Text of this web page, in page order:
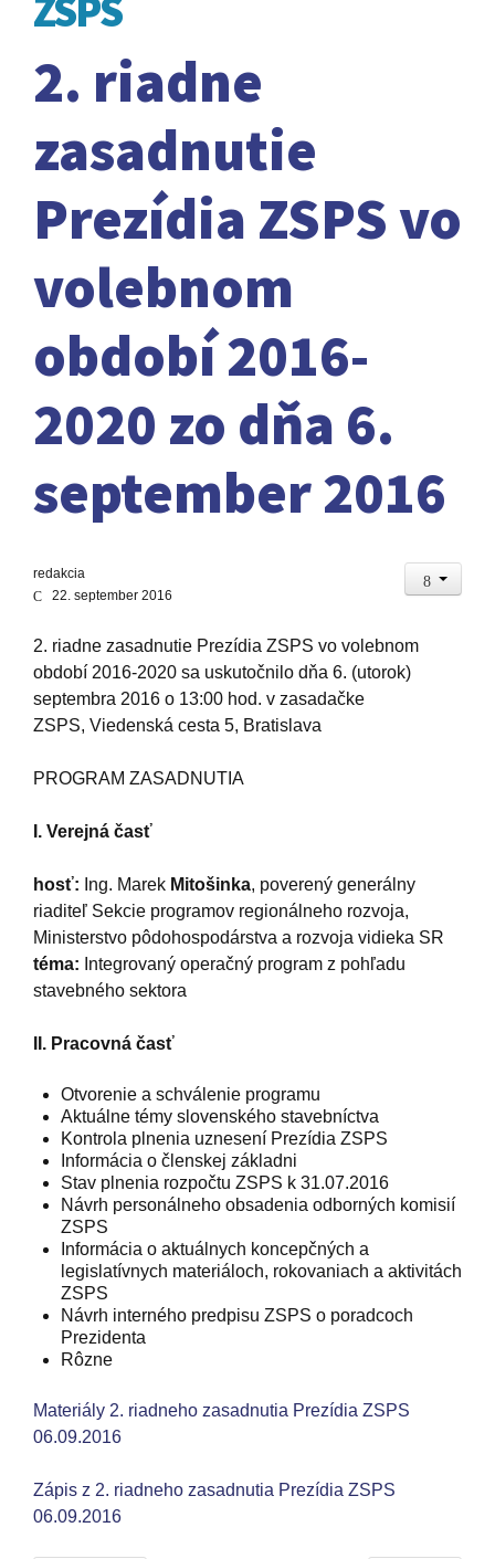
ZSPS
2. riadne
zasadnutie
Prezídia ZSPS vo
volebnom
období 2016-
2020 zo dňa 6.
september 2016
redakcia
22. september 2016
2. riadne zasadnutie Prezídia ZSPS vo volebnom
období 2016-2020 sa uskutočnilo dňa 6. (utorok)
septembra 2016 o 13:00 hod. v zasadačke
ZSPS, Viedenská cesta 5, Bratislava
PROGRAM ZASADNUTIA
I. Verejná časť
hosť: Ing. Marek Mitošinka, poverený generálny
riaditeľ Sekcie programov regionálneho rozvoja,
Ministerstvo pôdohospodárstva a rozvoja vidieka SR
téma: Integrovaný operačný program z pohľadu
stavebného sektora
II. Pracovná časť
Otvorenie a schválenie programu
Aktuálne témy slovenského stavebníctva
Kontrola plnenia uznesení Prezídia ZSPS
Informácia o členskej základni
Stav plnenia rozpočtu ZSPS k 31.07.2016
Návrh personálneho obsadenia odborných komisií
ZSPS
Informácia o aktuálnych koncepčných a
legislatívnych materiáloch, rokovaniach a aktivitách
ZSPS
Návrh interného predpisu ZSPS o poradcoch
Prezidenta
Rôzne
Materiály 2. riadneho zasadnutia Prezídia ZSPS
06.09.2016
Zápis z 2. riadneho zasadnutia Prezídia ZSPS
06.09.2016